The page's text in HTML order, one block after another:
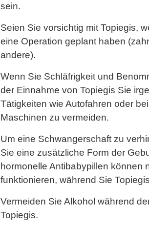
sein.
Seien Sie vorsichtig mit Topiegis,
eine Operation geplant haben
andere).
Wenn Sie Schläfrigkeit und
der Einnahme von Topiegis Sie
Tätigkeiten wie Autofahren oder
Maschinen zu vermeiden.
Um eine Schwangerschaft zu
Sie eine zusätzliche Form der
hormonelle Antibabypillen können
funktionieren, während Sie
Vermeiden Sie Alkohol während
Topiegis.